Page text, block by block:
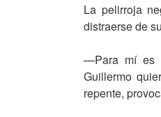
La pelirroja
distraerse de
—Para mí es
Guillermo
repente,